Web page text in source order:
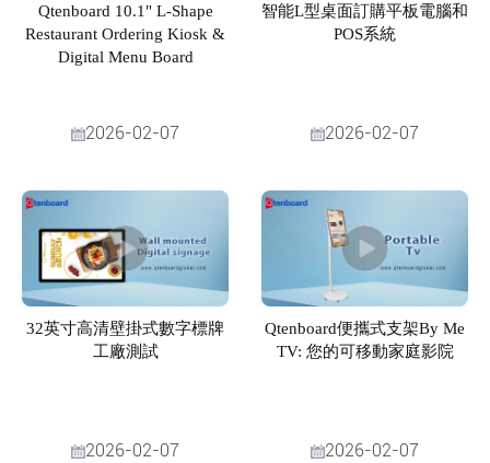
Qtenboard 10.1" L-Shape
Restaurant Ordering Kiosk &
Digital Menu Board
2026-02-07
智能L型桌面訂購平板電腦和
POS系統
2026-02-07
32英寸高清壁掛式數字標牌
工廠測試
2026-02-07
Qtenboard便攜式支架By Me
TV: 您的可移動家庭影院
2026-02-07